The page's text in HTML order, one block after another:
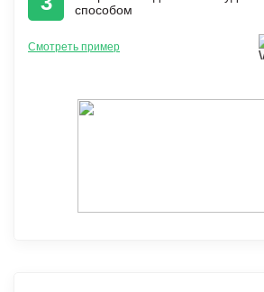
способом
Смотреть пример